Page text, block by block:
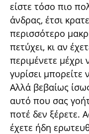
είστε τόσο πιο
άνδρας, έτσι
περισσότερο
πετύχει, κι αν
περιμένετε
γυρίσει μπορείτε
Αλλά βεβαίως
αυτό που σας
ποτέ δεν ξέρετε.
έχετε ήδη